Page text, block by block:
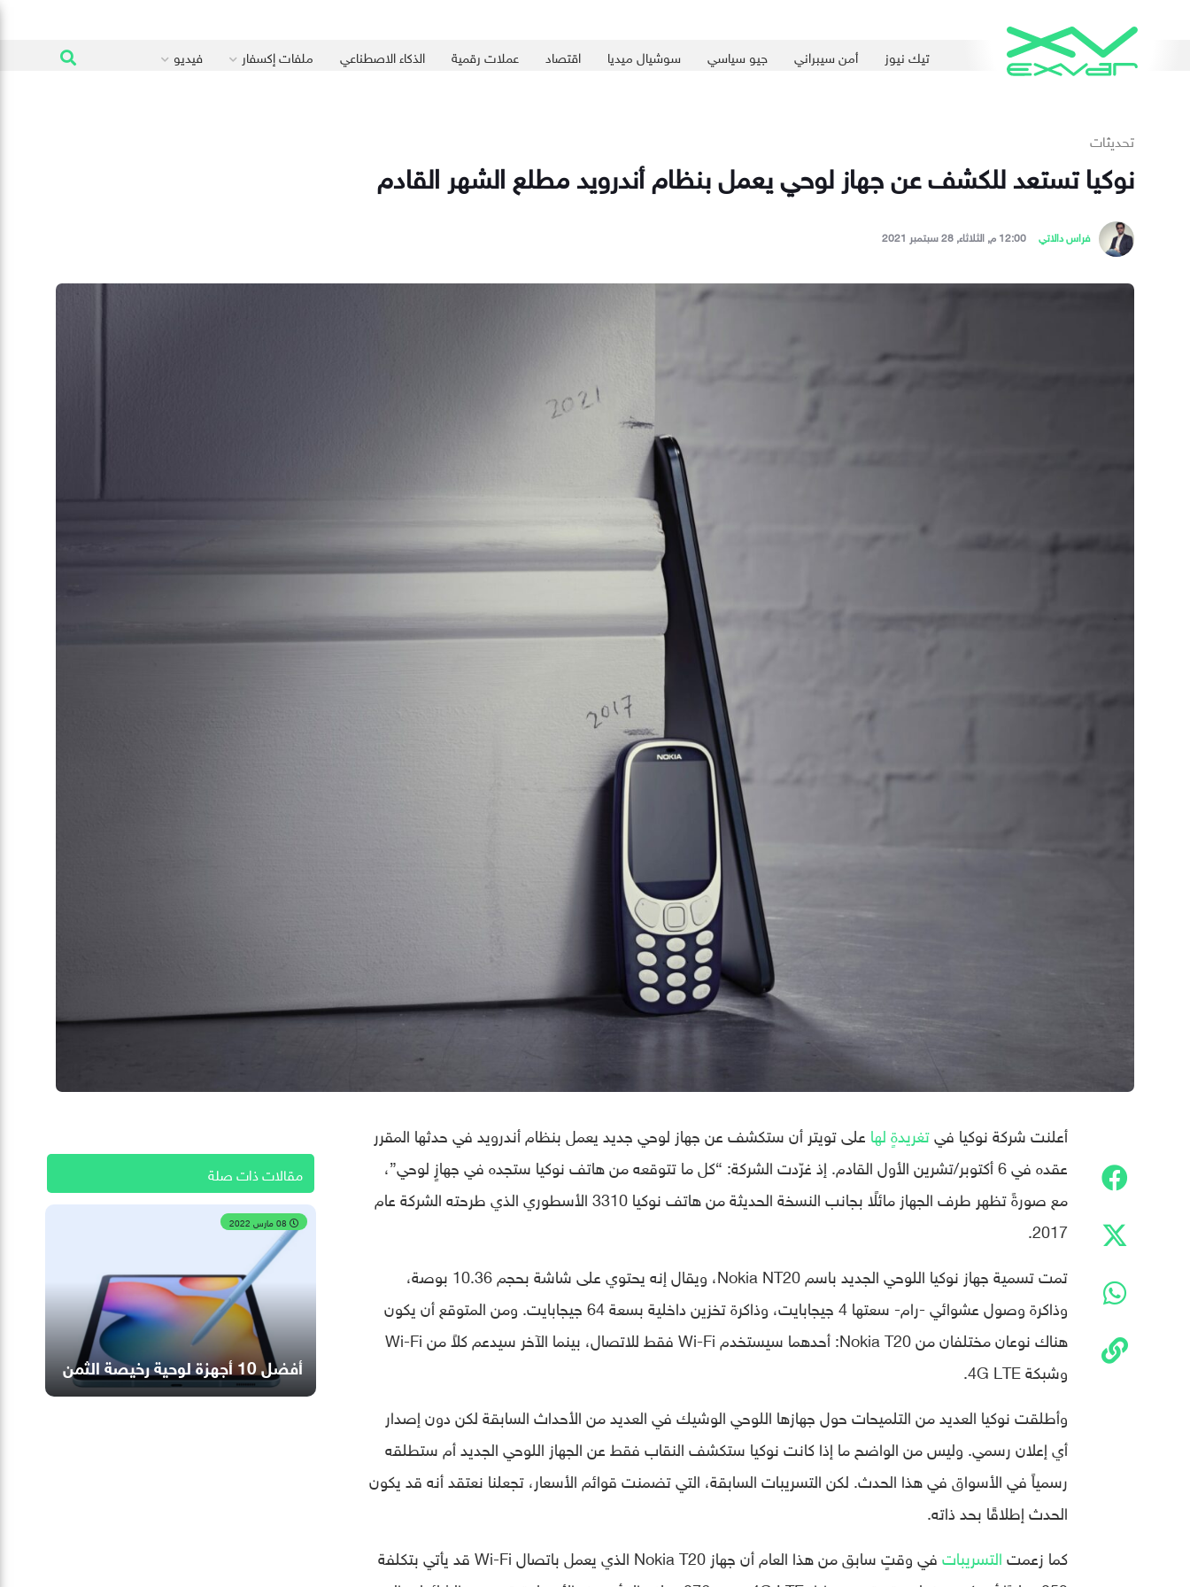
تيك نيوز أمن سيبراني جيو سياسي سوشيال ميديا اقتصاد عملات رقمية الذكاء الاصطناعي ملفات إكسفار فيديو
تحديثات
نوكيا تستعد للكشف عن جهاز لوحي يعمل بنظام أندرويد مطلع الشهر القادم
فراس دالاتي 12:00 م, الثلاثاء, 28 سبتمبر 2021
أعلنت شركة نوكيا فيتغريدةٍ لها على تويتر أن ستكشف عن جهاز لوحي جديد يعمل بنظام أندرويد في حدثها المقرر
عقده في 6 أكتوبر/تشرين الأول القادم. إذ غرّدت الشركة: “كل ما تتوقعه من هاتف نوكيا ستجده في جهازٍ لوحي”،
مع صورةً تظهر طرف الجهاز مائلًا بجانب النسخة الحديثة من هاتف نوكيا 3310 الأسطوري الذي طرحته الشركة عام
2017.
تمت تسمية جهاز نوكيا اللوحي الجديد باسم Nokia NT20، ويقال إنه يحتوي على شاشة بحجم 10.36 بوصة،
وذاكرة وصول عشوائي -رام- سعتها 4 جيجابايت، وذاكرة تخزين داخلية بسعة 64 جيجابايت. ومن المتوقع أن يكون
هناك نوعان مختلفان من Nokia T20: أحدهما سيستخدم Wi-Fi فقط للاتصال، بينما الآخر سيدعم كلاً من Wi-Fi
وشبكة 4G LTE.
وأطلقت نوكيا العديد من التلميحات حول جهازها اللوحي الوشيك في العديد من الأحداث السابقة لكن دون إصدار
أي إعلان رسمي. وليس من الواضح ما إذا كانت نوكيا ستكشف النقاب فقط عن الجهاز اللوحي الجديد أم ستطلقه
رسمياً في الأسواق في هذا الحدث. لكن التسريبات السابقة، التي تضمنت قوائم الأسعار، تجعلنا نعتقد أنه قد يكون
الحدث إطلاقًا بحد ذاته.
كما زعمتالتسريبات
في وقتٍ سابق من هذا العام أن جهاز Nokia T20 الذي يعمل باتصال Wi-Fi قد يأتي بتكلفة
مقالات ذات صلة
أفضل 10 أجهزة لوحية رخيصة الثمن